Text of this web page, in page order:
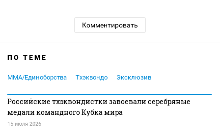
Комментировать
ПО ТЕМЕ
MMA/Единоборства Тхэквондо Эксклюзив
Российские тхэквондистки завоевали серебряные
медали командного Кубка мира
15 июля 2026